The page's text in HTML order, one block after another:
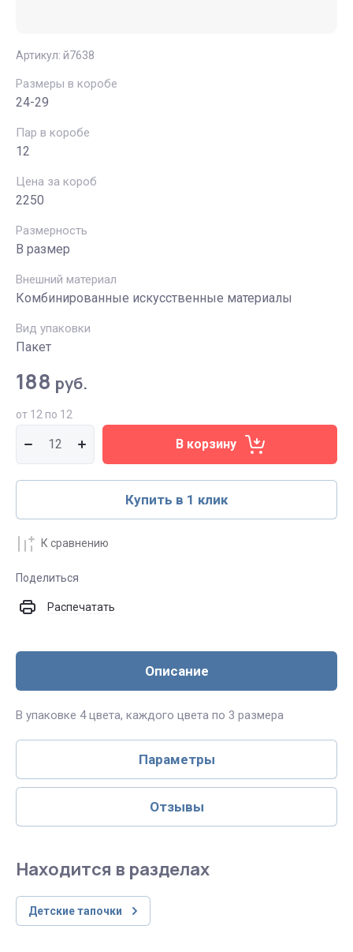
Артикул: й7638
Размеры в коробе
24-29
Пар в коробе
12
Цена за короб
2250
Размерность
В размер
Внешний материал
Комбинированные искусственные материалы
Вид упаковки
Пакет
188 руб.
от 12 по 12
В корзину
Купить в 1 клик
К сравнению
Поделиться
Распечатать
Описание
В упаковке 4 цвета, каждого цвета по 3 размера
Параметры
Отзывы
Находится в разделах
Детские тапочки